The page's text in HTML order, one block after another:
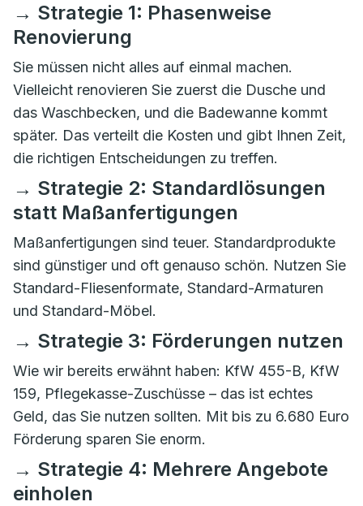
→ Strategie 1: Phasenweise
Renovierung
Sie müssen nicht alles auf einmal machen.
Vielleicht renovieren Sie zuerst die Dusche und
das Waschbecken, und die Badewanne kommt
später. Das verteilt die Kosten und gibt Ihnen Zeit,
die richtigen Entscheidungen zu treffen.
→ Strategie 2: Standardlösungen
statt Maßanfertigungen
Maßanfertigungen sind teuer. Standardprodukte
sind günstiger und oft genauso schön. Nutzen Sie
Standard-Fliesenformate, Standard-Armaturen
und Standard-Möbel.
→ Strategie 3: Förderungen nutzen
Wie wir bereits erwähnt haben: KfW 455-B, KfW
159, Pflegekasse-Zuschüsse – das ist echtes
Geld, das Sie nutzen sollten. Mit bis zu 6.680 Euro
Förderung sparen Sie enorm.
→ Strategie 4: Mehrere Angebote
einholen